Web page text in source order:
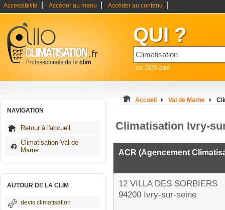
Accessibilité Accéder au menu Accéder au contenu
QUI ?
ex: SOS clim
NAVIGATION
Retour à l'accueil
Climatisation Val de
Marne
AUTOUR DE LA CLIM
devis climatisation
Accueil Val de Marne
Climatisation Ivry-
ACR (Agencement
12 VILLA DES SORBIERS
94200 Ivry-sur-seine